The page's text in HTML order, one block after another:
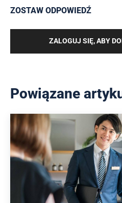
ZOSTAW ODPOWIEDŹ
ZALOGUJ SIĘ, ABY
Powiązane